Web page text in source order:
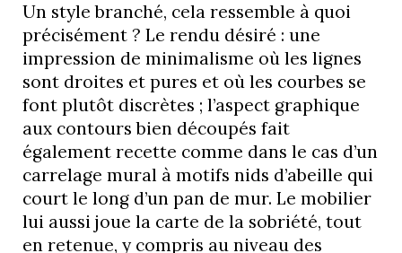
Un style branché, cela ressemble à quoi
précisément ? Le rendu désiré : une
impression de minimalisme où les lignes
sont droites et pures et où les courbes se
font plutôt discrètes ; l’aspect graphique
aux contours bien découpés fait
également recette comme dans le cas d’un
carrelage mural à motifs nids d’abeille qui
court le long d’un pan de mur. Le mobilier
lui aussi joue la carte de la sobriété, tout
en retenue, y compris au niveau des